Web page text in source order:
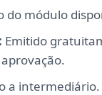
do módulo
Emitido
a